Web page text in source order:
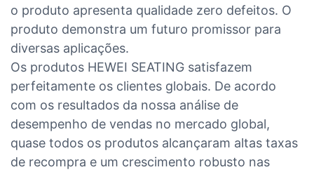
o produto apresenta qualidade zero defeitos. O
produto demonstra um futuro promissor para
diversas aplicações.
Os produtos HEWEI SEATING satisfazem
perfeitamente os clientes globais. De acordo
com os resultados da nossa análise de
desempenho de vendas no mercado global,
quase todos os produtos alcançaram altas taxas
de recompra e um crescimento robusto nas